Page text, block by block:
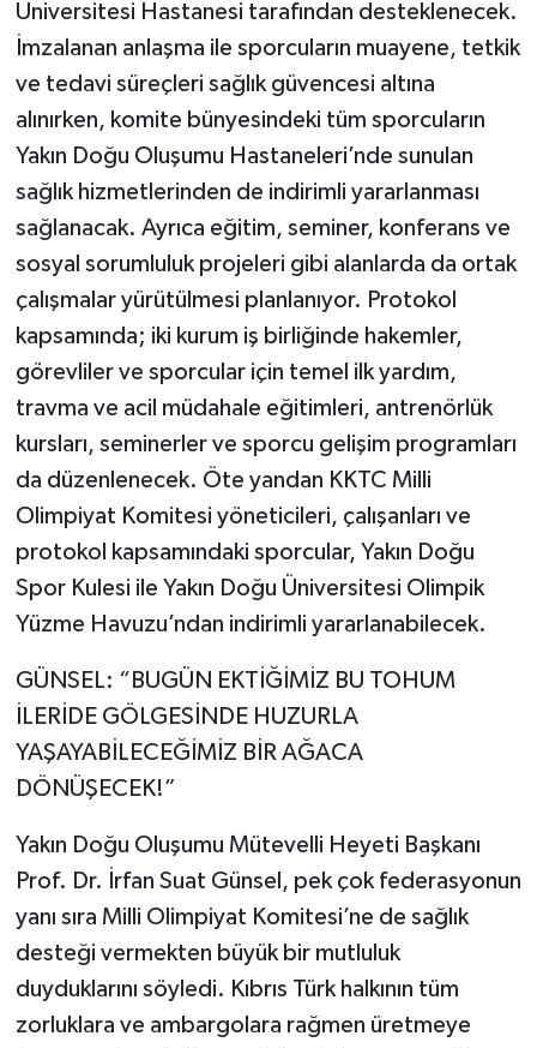
Üniversitesi Hastanesi tarafından desteklenecek.
İmzalanan anlaşma ile sporcuların muayene, tetkik
ve tedavi süreçleri sağlık güvencesi altına
alınırken, komite bünyesindeki tüm sporcuların
Yakın Doğu Oluşumu Hastaneleri’nde sunulan
sağlık hizmetlerinden de indirimli yararlanması
sağlanacak. Ayrıca eğitim, seminer, konferans ve
sosyal sorumluluk projeleri gibi alanlarda da ortak
çalışmalar yürütülmesi planlanıyor. Protokol
kapsamında; iki kurum iş birliğinde hakemler,
görevliler ve sporcular için temel ilk yardım,
travma ve acil müdahale eğitimleri, antrenörlük
kursları, seminerler ve sporcu gelişim programları
da düzenlenecek. Öte yandan KKTC Milli
Olimpiyat Komitesi yöneticileri, çalışanları ve
protokol kapsamındaki sporcular, Yakın Doğu
Spor Kulesi ile Yakın Doğu Üniversitesi Olimpik
Yüzme Havuzu’ndan indirimli yararlanabilecek.
GÜNSEL: “BUGÜN EKTİĞİMİZ BU TOHUM
İLERİDE GÖLGESİNDE HUZURLA
YAŞAYABİLECEĞİMİZ BİR AĞACA
DÖNÜŞECEK!”
Yakın Doğu Oluşumu Mütevelli Heyeti Başkanı
Prof. Dr. İrfan Suat Günsel, pek çok federasyonun
yanı sıra Milli Olimpiyat Komitesi’ne de sağlık
desteği vermekten büyük bir mutluluk
duyduklarını söyledi. Kıbrıs Türk halkının tüm
zorluklara ve ambargolara rağmen üretmeye